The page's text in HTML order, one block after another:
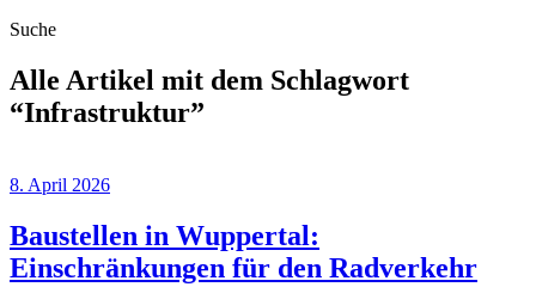
Suche
Alle Artikel mit dem Schlagwort
“Infrastruktur”
8. April 2026
Baustellen in Wuppertal:
Einschränkungen für den Radverkehr